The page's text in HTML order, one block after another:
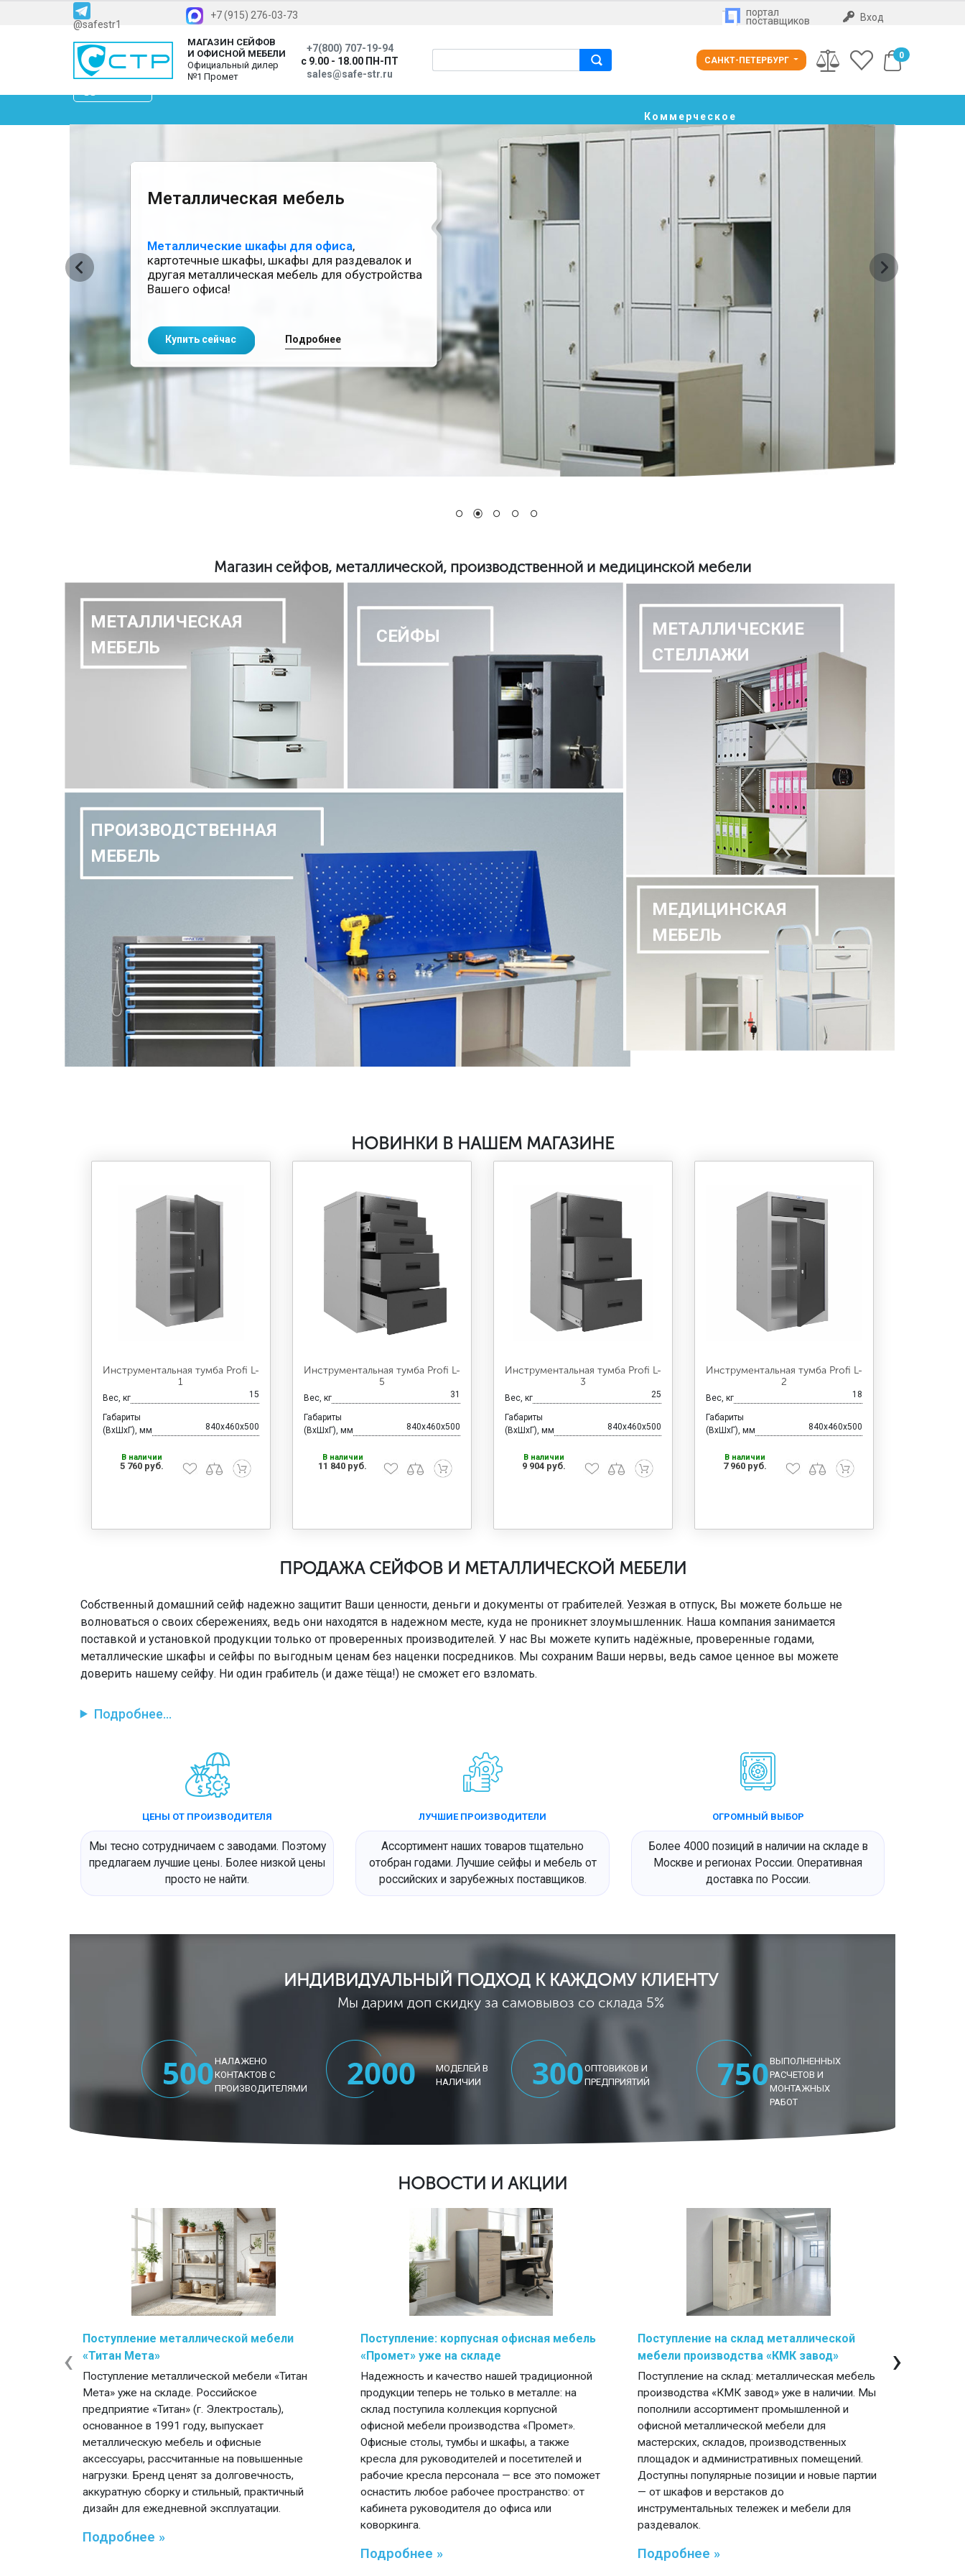
@safestr1
+7 (915) 276-03-73 портал
поставщиков Вход
МАГАЗИН СЕЙФОВ
И ОФИСНОЙ МЕБЕЛИ
Официальный дилер
№1 Промет
+7(800) 707-19-94
с 9.00 - 18.00 ПН-ПТ
sales@safe-str.ru
САНКТ-ПЕТЕРБУРГ 0
Где купить Контакты
Коммерческое
предложение
Металлическая мебель
Металлические шкафы для офиса,
картотечные шкафы, шкафы для раздевалок и
другая металлическая мебель для обустройства
Вашего офиса!
Купить сейчас Подробнее
Магазин сейфов, металлической, производственной и медицинской мебели
МЕТАЛЛИЧЕСКАЯ
МЕБЕЛЬ
СЕЙФЫ
ПРОИЗВОДСТВЕННАЯ
МЕБЕЛЬ
МЕТАЛЛИЧЕСКИЕ
СТЕЛЛАЖИ
МЕДИЦИНСКАЯ
МЕБЕЛЬ
НОВИНКИ В НАШЕМ МАГАЗИНЕ
Инструментальная тумба Profi L-
1
Вес, кг 15
Габариты
(ВхШхГ), мм
840x460x500
В наличии
5 760 руб.
Инструментальная тумба Profi L-
5
Вес, кг 31
Габариты
(ВхШхГ), мм
840x460x500
В наличии
11 840 руб.
Инструментальная тумба Profi L-
3
Вес, кг 25
Габариты
(ВхШхГ), мм
840x460x500
В наличии
9 904 руб.
Инструментальная тумба Profi L-
2
Вес, кг 18
Габариты
(ВхШхГ), мм
840x460x500
В наличии
7 960 руб.
ПРОДАЖА СЕЙФОВ И МЕТАЛЛИЧЕСКОЙ МЕБЕЛИ
Собственный домашний сейф надежно защитит Ваши ценности, деньги и документы от грабителей. Уезжая в отпуск, Вы можете больше не
волноваться о своих сбережениях, ведь они находятся в надежном месте, куда не проникнет злоумышленник. Наша компания занимается
поставкой и установкой продукции только от проверенных производителей. У нас Вы можете купить надёжные, проверенные годами,
металлические шкафы и сейфы по выгодным ценам без наценки посредников. Мы сохраним Ваши нервы, ведь самое ценное вы можете
доверить нашему сейфу. Ни один грабитель (и даже тёща!) не сможет его взломать.
Подробнее...
ЦЕНЫ ОТ ПРОИЗВОДИТЕЛЯ
Мы тесно сотрудничаем с заводами. Поэтому
предлагаем лучшие цены. Более низкой цены
просто не найти.
ЛУЧШИЕ ПРОИЗВОДИТЕЛИ
Ассортимент наших товаров тщательно
отобран годами. Лучшие сейфы и мебель от
российских и зарубежных поставщиков.
ОГРОМНЫЙ ВЫБОР
Более 4000 позиций в наличии на складе в
Москве и регионах России. Оперативная
доставка по России.
ИНДИВИДУАЛЬНЫЙ ПОДХОД К КАЖДОМУ КЛИЕНТУ
Мы дарим доп скидку за самовывоз со склада 5%
НАЛАЖЕНО
КОНТАКТОВ С
ПРОИЗВОДИТЕЛЯМИ
МОДЕЛЕЙ В
НАЛИЧИИ
ОПТОВИКОВ И
ПРЕДПРИЯТИЙ
ВЫПОЛНЕННЫХ
РАСЧЕТОВ И
МОНТАЖНЫХ
РАБОТ
НОВОСТИ И АКЦИИ
Поступление металлической мебели
«Титан Мета»
Поступление металлической мебели «Титан
Мета» уже на складе. Российское
предприятие «Титан» (г. Электросталь),
основанное в 1991 году, выпускает
металлическую мебель и офисные
аксессуары, рассчитанные на повышенные
нагрузки. Бренд ценят за долговечность,
аккуратную сборку и стильный, практичный
дизайн для ежедневной эксплуатации.
Подробнее »
Поступление: корпусная офисная мебель
«Промет» уже на складе
Надежность и качество нашей традиционной
продукции теперь не только в металле: на
склад поступила коллекция корпусной
офисной мебели производства «Промет».
Офисные столы, тумбы и шкафы, а также
кресла для руководителей и посетителей и
рабочие кресла персонала — все это поможет
оснастить любое рабочее пространство: от
кабинета руководителя до офиса или
коворкинга.
Подробнее »
Поступление на склад металлической
мебели производства «КМК завод»
Поступление на склад: металлическая мебель
производства «КМК завод» уже в наличии. Мы
пополнили ассортимент промышленной и
офисной металлической мебели для
мастерских, складов, производственных
площадок и административных помещений.
Доступны популярные позиции и новые партии
— от шкафов и верстаков до
инструментальных тележек и мебели для
раздевалок.
Подробнее »
‹ ›